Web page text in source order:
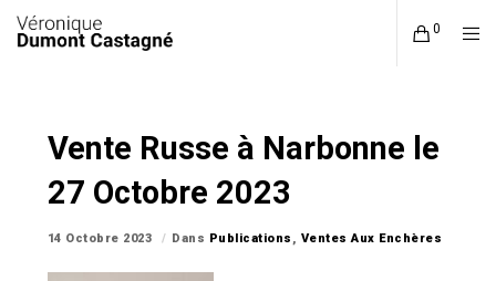
0
Vente Russe à Narbonne le
27 Octobre 2023
14 Octobre 2023 Dans Publications , Ventes Aux Enchères